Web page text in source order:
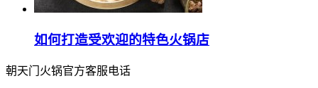
如何打造受欢迎的特色火锅店
朝天门火锅官方客服电话